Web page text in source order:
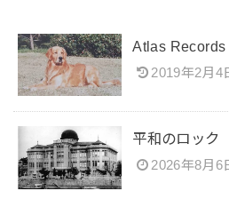
Atlas Records
2019年2月4
平和のロッ
2026年8月6